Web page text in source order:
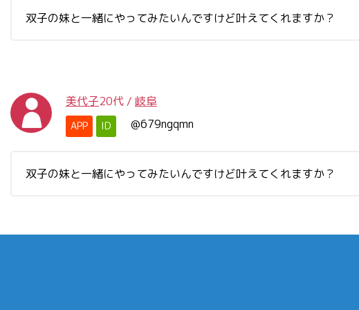
双子の妹と一緒にやってみたいんですけど叶えてくれますか？
美代子20代 / 岐阜
APP ID @679ngqmn
双子の妹と一緒にやってみたいんですけど叶えてくれますか？